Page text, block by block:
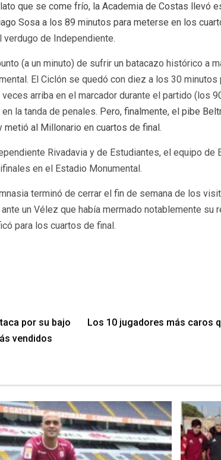
que se come frío, la Academia de Costas llevó
Sosa a los 89 minutos para meterse en los
verdugo de Independiente.
(a un minuto) de sufrir un batacazo histórico a
El Ciclón se quedó con diez a los 30 minutos
arriba en el marcador durante el partido (los
la tanda de penales. Pero, finalmente, el pibe
metió al Millonario en cuartos de final.
Rivadavia y de Estudiantes, el equipo de
en el Estadio Monumental.
terminó de cerrar el fin de semana de los
un Vélez que había mermado notablemente su
para los cuartos de final.
por su bajo
vendidos
Los 10 jugadores más caros